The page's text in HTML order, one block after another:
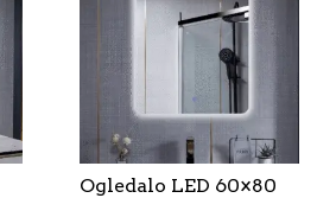
Ogledalo LED 60×80